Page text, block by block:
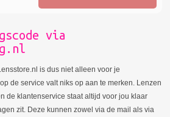
via
is dus niet alleen voor je
de service valt niks op aan te merken. Lenzen
de klantenservice staat altijd voor jou klaar
zit. Deze kunnen zowel via de mail als via